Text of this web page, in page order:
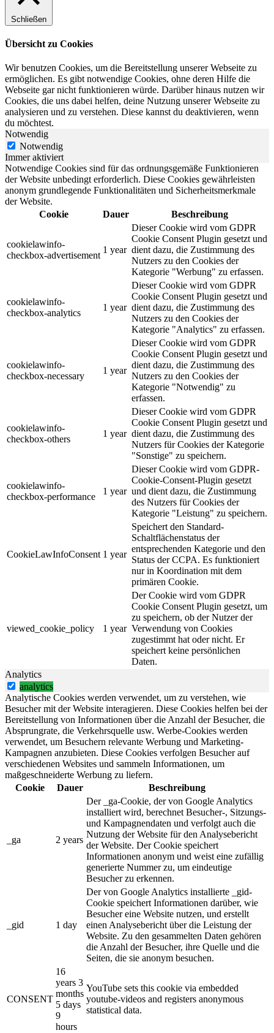
Schließen
Übersicht zu Cookies
Wir benutzen Cookies, um die Bereitstellung unserer Webseite zu
ermöglichen. Es gibt notwendige Cookies, ohne deren Hilfe die
Webseite gar nicht funktionieren würde. Darüber hinaus nutzen wir
Cookies, die uns dabei helfen, deine Nutzung unserer Webseite zu
analysieren und zu verstehen. Diese kannst du deaktivieren, wenn
du möchtest.
Notwendig
Notwendig
Immer aktiviert
Notwendige Cookies sind für das ordnungsgemäße Funktionieren
der Website unbedingt erforderlich. Diese Cookies gewährleisten
anonym grundlegende Funktionalitäten und Sicherheitsmerkmale
der Website.
Cookie
Dauer Beschreibung
cookielawinfo-
checkbox-advertisement
1 year
Dieser Cookie wird vom GDPR
Cookie Consent Plugin gesetzt und
dient dazu, die Zustimmung des
Nutzers zu den Cookies der
Kategorie "Werbung" zu erfassen.
cookielawinfo-
checkbox-analytics
1 year
Dieser Cookie wird vom GDPR
Cookie Consent Plugin gesetzt und
dient dazu, die Zustimmung des
Nutzers zu den Cookies der
Kategorie "Analytics" zu erfassen.
cookielawinfo-
checkbox-necessary
1 year
Dieser Cookie wird vom GDPR
Cookie Consent Plugin gesetzt und
dient dazu, die Zustimmung des
Nutzers zu den Cookies der
Kategorie "Notwendig" zu
erfassen.
cookielawinfo-
checkbox-others
1 year
Dieser Cookie wird vom GDPR
Cookie Consent Plugin gesetzt und
dient dazu, die Zustimmung des
Nutzers für Cookies der Kategorie
"Sonstige" zu speichern.
cookielawinfo-
checkbox-performance
1 year
Dieser Cookie wird vom GDPR-
Cookie-Consent-Plugin gesetzt
und dient dazu, die Zustimmung
des Nutzers für Cookies der
Kategorie "Leistung" zu speichern.
CookieLawInfoConsent 1 year
Speichert den Standard-
Schaltflächenstatus der
entsprechenden Kategorie und den
Status der CCPA. Es funktioniert
nur in Koordination mit dem
primären Cookie.
viewed_cookie_policy 1 year
Der Cookie wird vom GDPR
Cookie Consent Plugin gesetzt, um
zu speichern, ob der Nutzer der
Verwendung von Cookies
zugestimmt hat oder nicht. Er
speichert keine persönlichen
Daten.
Analytics
analytics
Analytische Cookies werden verwendet, um zu verstehen, wie
Besucher mit der Website interagieren. Diese Cookies helfen bei der
Bereitstellung von Informationen über die Anzahl der Besucher, die
Absprungrate, die Verkehrsquelle usw. Werbe-Cookies werden
verwendet, um Besuchern relevante Werbung und Marketing-
Kampagnen anzubieten. Diese Cookies verfolgen Besucher auf
verschiedenen Websites und sammeln Informationen, um
maßgeschneiderte Werbung zu liefern.
Cookie
Dauer Beschreibung
_ga 2 years
Der _ga-Cookie, der von Google Analytics
installiert wird, berechnet Besucher-, Sitzungs-
und Kampagnendaten und verfolgt auch die
Nutzung der Website für den Analysebericht
der Website. Der Cookie speichert
Informationen anonym und weist eine zufällig
generierte Nummer zu, um eindeutige
Besucher zu erkennen.
_gid 1 day
Der von Google Analytics installierte _gid-
Cookie speichert Informationen darüber, wie
Besucher eine Website nutzen, und erstellt
einen Analysebericht über die Leistung der
Website. Zu den gesammelten Daten gehören
die Anzahl der Besucher, ihre Quelle und die
Seiten, die sie anonym besuchen.
CONSENT
16
years 3
months
5 days
9
hours
YouTube sets this cookie via embedded
youtube-videos and registers anonymous
statistical data.